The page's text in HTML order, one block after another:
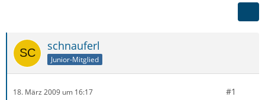
schnauferl
Junior-Mitglied
18. März 2009 um 16:17 #1